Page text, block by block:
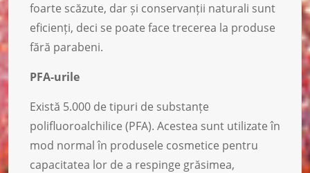
foarte scăzute, dar și conservanții naturali sunt
eficienți, deci se poate face trecerea la produse
fără parabeni.
PFA-urile
Există 5.000 de tipuri de substanțe
polifluoroalchilice (PFA). Acestea sunt utilizate în
mod normal în produsele cosmetice pentru
capacitatea lor de a respinge grăsimea,